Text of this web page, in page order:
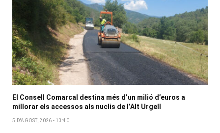
El Consell Comarcal destina més d’un milió d’euros a
millorar els accessos als nuclis de l’Alt Urgell
5 D'AGOST, 2026 - 13:40